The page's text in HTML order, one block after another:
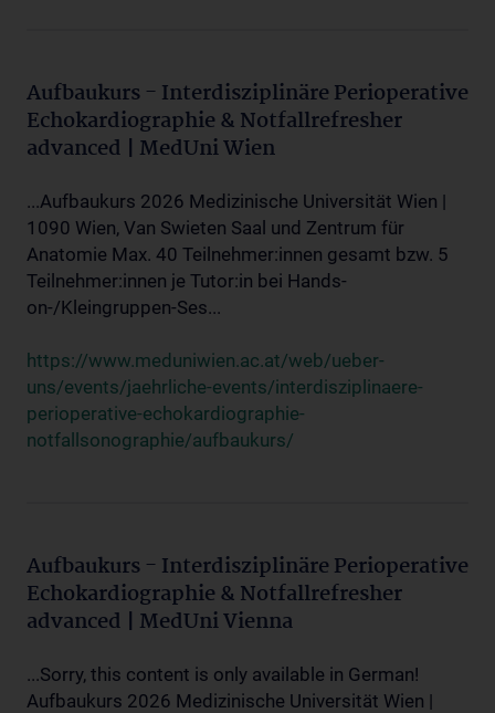
Aufbaukurs - Interdisziplinäre Perioperative
Echokardiographie & Notfallrefresher
advanced | MedUni Wien
...Aufbaukurs 2026 Medizinische Universität Wien |
1090 Wien, Van Swieten Saal und Zentrum für
Anatomie Max. 40 Teilnehmer:innen gesamt bzw. 5
Teilnehmer:innen je Tutor:in bei Hands-
on-/Kleingruppen-Ses...
https://www.meduniwien.ac.at/web/ueber-
uns/events/jaehrliche-events/interdisziplinaere-
perioperative-echokardiographie-
notfallsonographie/aufbaukurs/
Aufbaukurs - Interdisziplinäre Perioperative
Echokardiographie & Notfallrefresher
advanced | MedUni Vienna
...Sorry, this content is only available in German!
Aufbaukurs 2026 Medizinische Universität Wien |